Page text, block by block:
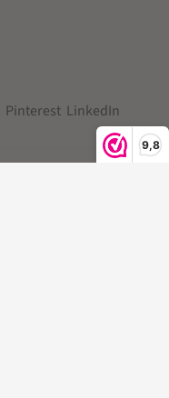
9,8
Pinterest LinkedIn